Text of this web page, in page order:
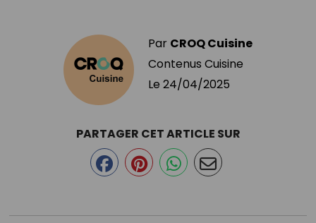
Par CROQ Cuisine
Contenus Cuisine
Le 24/04/2025
PARTAGER CET ARTICLE SUR